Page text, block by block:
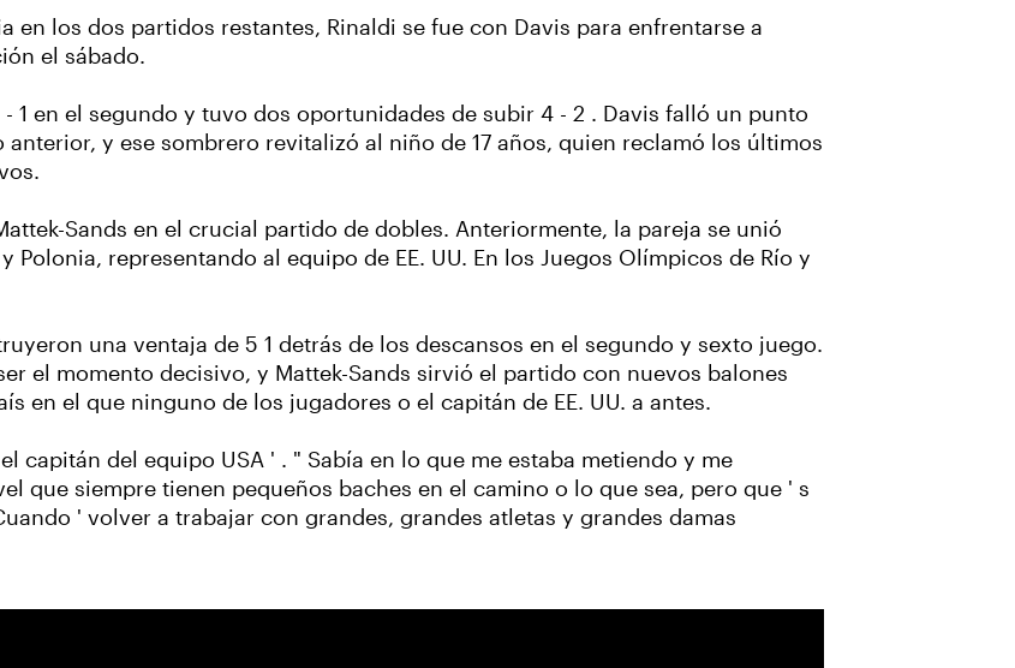
los dos partidos restantes, Rinaldi se fue con Davis para enfrentarse a
el sábado.
1 en el segundo y tuvo dos oportunidades de subir 4 - 2 . Davis falló un punto
y ese sombrero revitalizó al niño de 17 años, quien reclamó los últimos
Sands en el crucial partido de dobles. Anteriormente, la pareja se unió
representando al equipo de EE. UU. En los Juegos Olímpicos de Río y
una ventaja de 5 1 detrás de los descansos en el segundo y sexto juego.
el momento decisivo, y Mattek-Sands sirvió el partido con nuevos balones
en el que ninguno de los jugadores o el capitán de EE. UU. a antes.
capitán del equipo USA ' . " Sabía en lo que me estaba metiendo y me
que siempre tienen pequeños baches en el camino o lo que sea, pero que ' s
' volver a trabajar con grandes, grandes atletas y grandes damas